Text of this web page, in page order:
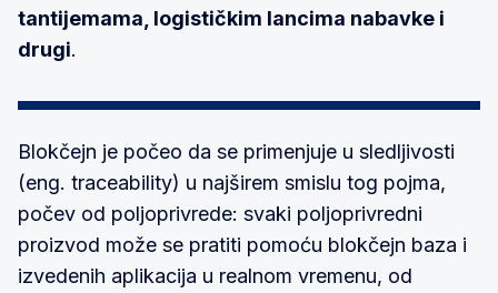
tantijemama, logističkim lancima nabavke i
drugi.
Blokčejn je počeo da se primenjuje u sledljivosti
(eng. traceability) u najširem smislu tog pojma,
počev od poljoprivrede: svaki poljoprivredni
proizvod može se pratiti pomoću blokčejn baza i
izvedenih aplikacija u realnom vremenu, od